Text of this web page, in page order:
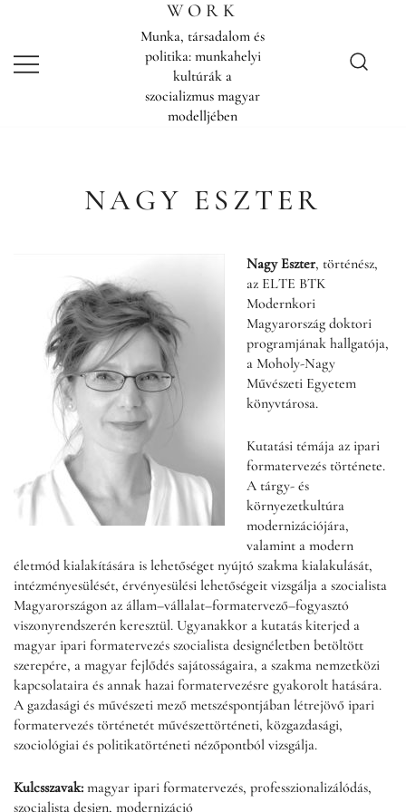
WORK
Munka, társadalom és
politika: munkahelyi
kultúrák a
szocializmus magyar
modelljében
NAGY ESZTER
Nagy Eszter, történész,
az ELTE BTK
Modernkori
Magyarország doktori
programjának hallgatója,
a Moholy-Nagy
Művészeti Egyetem
könyvtárosa.
Kutatási témája az ipari
formatervezés története.
A tárgy- és
környezetkultúra
modernizációjára,
valamint a modern
életmód kialakítására is lehetőséget nyújtó szakma kialakulását,
intézményesülését, érvényesülési lehetőségeit vizsgálja a szocialista
Magyarországon az állam–vállalat–formatervező–fogyasztó
viszonyrendszerén keresztül. Ugyanakkor a kutatás kiterjed a
magyar ipari formatervezés szocialista designéletben betöltött
szerepére, a magyar fejlődés sajátosságaira, a szakma nemzetközi
kapcsolataira és annak hazai formatervezésre gyakorolt hatására.
A gazdasági és művészeti mező metszéspontjában létrejövő ipari
formatervezés történetét művészettörténeti, közgazdasági,
szociológiai és politikatörténeti nézőpontból vizsgálja.
Kulcsszavak: magyar ipari formatervezés, professzionalizálódás,
szocialista design, modernizáció